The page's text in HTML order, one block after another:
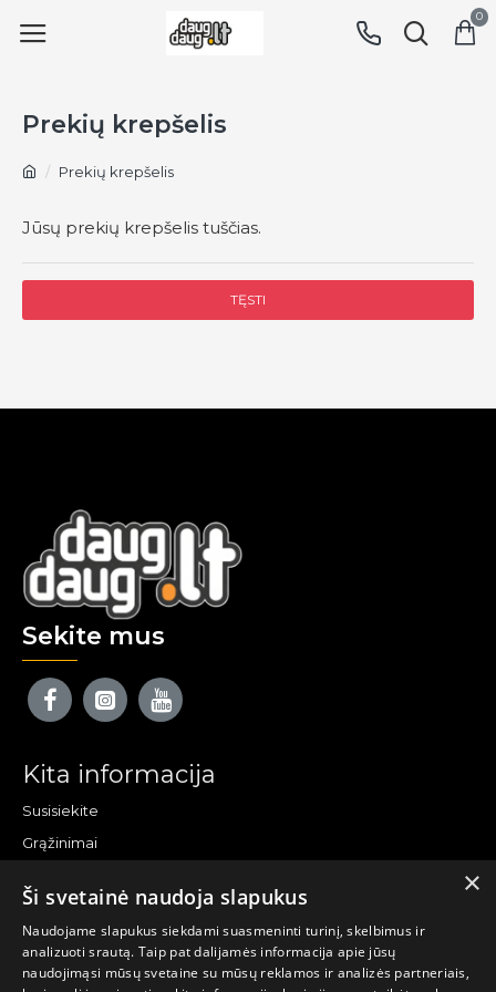
0
Prekių krepšelis
Prekių krepšelis
Jūsų prekių krepšelis tuščias.
TĘSTI
Sekite mus
Kita informacija
Susisiekite
Grąžinimai
Pirkėjo paskyra
Mano paskyra
×
Ši svetainė naudoja slapukus
Naudojame slapukus siekdami suasmeninti turinį, skelbimus ir
analizuoti srautą. Taip pat dalijamės informacija apie jūsų
naudojimąsi mūsų svetaine su mūsų reklamos ir analizės partneriais,